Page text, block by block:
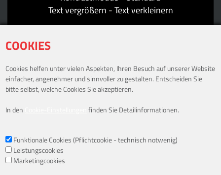
COOKIES
Cookies helfen unter vielen Aspekten, Ihren Besuch auf unserer Website
einfacher, angenehmer und sinnvoller zu gestalten. Entscheiden Sie
bitte selbst, welche Cookies Sie akzeptieren.
In den
finden Sie Detailinformationen.
Funktionale Cookies (Pflichtcookie - technisch notwenig)
Leistungscookies
Marketingcookies
Text vergrößern -Text verkleinern
ÖFFNUNGSZEITEN
Di: 09:00–18:30 Uhr
Do: 09:00–19:30 Uhr
Fr: 09:00–18:30 Uhr
Sa: 09:00–14.00 Uhr